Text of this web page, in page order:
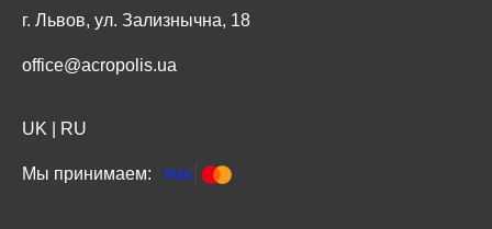
г. Львов, ул. Зализнычна, 18
office@acropolis.ua
UK RU
Мы принимаем: